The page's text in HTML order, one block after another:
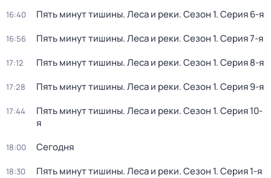
16:40 Пять минут тишины. Леса и реки. Сезон 1. Серия 6-я
16:56 Пять минут тишины. Леса и реки. Сезон 1. Серия 7-я
17:12 Пять минут тишины. Леса и реки. Сезон 1. Серия 8-я
17:28 Пять минут тишины. Леса и реки. Сезон 1. Серия 9-я
17:44 Пять минут тишины. Леса и реки. Сезон 1. Серия 10-
я
18:00 Сегодня
18:30 Пять минут тишины. Леса и реки. Сезон 1. Серия 1-я